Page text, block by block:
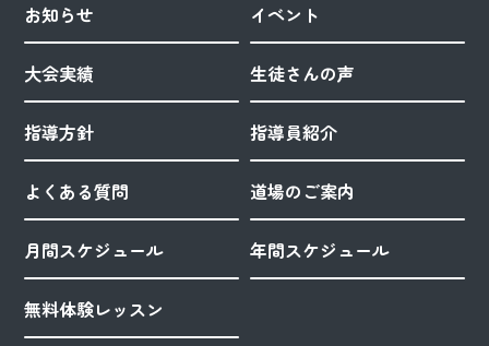
お知らせ イベント
大会実績 生徒さんの声
指導方針 指導員紹介
よくある質問 道場のご案内
月間スケジュール 年間スケジュール
無料体験レッスン